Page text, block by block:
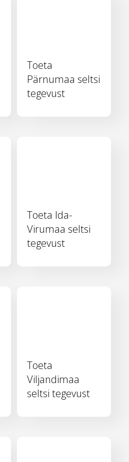
Toeta
Pärnumaa seltsi
tegevust
Toeta Ida-
Virumaa seltsi
tegevust
Toeta
Viljandimaa
seltsi tegevust